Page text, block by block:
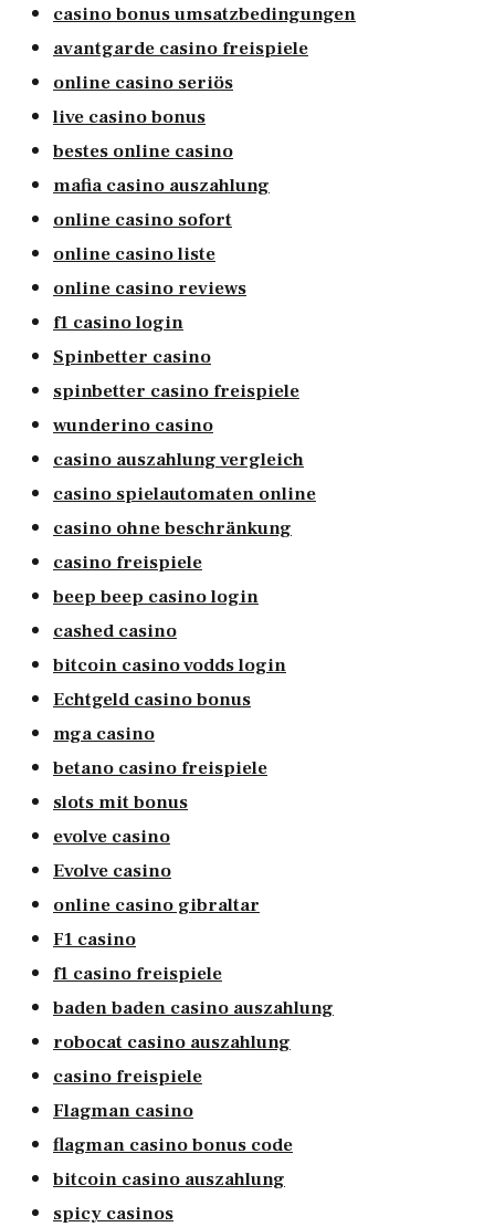
casino bonus umsatzbedingungen
avantgarde casino freispiele
online casino seriös
live casino bonus
bestes online casino
mafia casino auszahlung
online casino sofort
online casino liste
online casino reviews
f1 casino login
Spinbetter casino
spinbetter casino freispiele
wunderino casino
casino auszahlung vergleich
casino spielautomaten online
casino ohne beschränkung
casino freispiele
beep beep casino login
cashed casino
bitcoin casino vodds login
Echtgeld casino bonus
mga casino
betano casino freispiele
slots mit bonus
evolve casino
Evolve casino
online casino gibraltar
F1 casino
f1 casino freispiele
baden baden casino auszahlung
robocat casino auszahlung
casino freispiele
Flagman casino
flagman casino bonus code
bitcoin casino auszahlung
spicy casinos